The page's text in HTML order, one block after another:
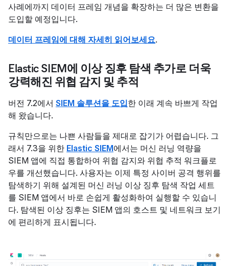
사례에까지 데이터 프레임 개념을 확장하는 더 많은 변환을
도입할 예정입니다.
데이터 프레임에 대해 자세히 읽어보세요.
Elastic SIEM에 이상 징후 탐색 추가로 더욱
강력해진 위협 감지 및 추적
버전 7.2에서 SIEM 솔루션을 도입한 이래 계속 바쁘게 작업
해 왔습니다.
규칙만으로는 나쁜 사람들을 제대로 잡기가 어렵습니다. 그
래서 7.3을 위한 Elastic SIEM에서는 머신 러닝 역량을
SIEM 앱에 직접 통합하여 위협 감지와 위협 추적 워크플로
우를 개선했습니다. 사용자는 이제 특정 사이버 공격 행위를
탐색하기 위해 설계된 머신 러닝 이상 징후 탐색 작업 세트
를 SIEM 앱에서 바로 손쉽게 활성화하여 실행할 수 있습니
다. 탐색된 이상 징후는 SIEM 앱의 호스트 및 네트워크 보기
에 편리하게 표시됩니다.